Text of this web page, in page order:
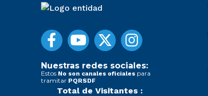
Nuestras redes sociales:
Estos No son canales oficiales para
tramitar PQRSDF
Total de Visitantes :